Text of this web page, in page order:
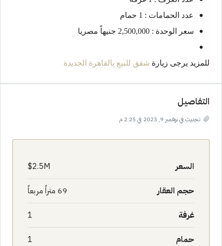
عدد الحمامات : 1 حمام
سعر الوحدة : 2,500,000 جنيهاً مصريا
للمزيد يرجى زيارة شقق للبيع بالقاهرة الجديدة
التفاصيل
تحديث في نوفمبر 9, 2023 في 2:25 م
السعر 2.5M$
حجم العقار 69 متراً مربعاً
غرفة 1
حمام 1